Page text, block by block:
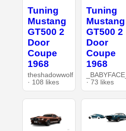
Tuning
Mustang
GT500 2
Door
Coupe
1968
theshadowwolf
· 108 likes
Tuning
Mustang
GT500 2
Door
Coupe
1968
_BABYFACE_
· 73 likes